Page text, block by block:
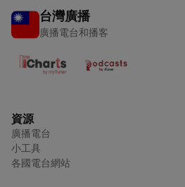
台灣廣播
廣播電台和播客
資源
廣播電台
小工具
各國電台網站